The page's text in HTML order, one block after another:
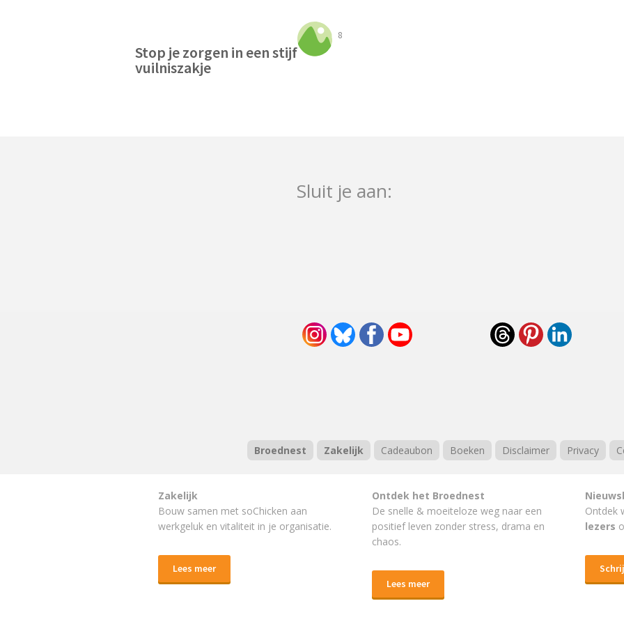
8
Stop je zorgen in een stijf
vuilniszakje
Sluit je aan:
Broednest Zakelijk Cadeaubon Boeken Disclaimer Privacy
Zakelijk
Bouw samen met soChicken aan
werkgeluk en vitaliteit in je organisatie.
Lees meer
Ontdek het Broednest
De snelle & moeiteloze weg naar een
positief leven zonder stress, drama en
chaos.
Lees meer
Ontdek
lezers